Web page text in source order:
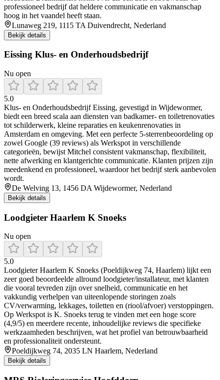
professioneel bedrijf dat heldere communicatie en vakmanschap
hoog in het vaandel heeft staan.
Lunaweg 219, 1115 TA Duivendrecht, Nederland
Bekijk details
Eissing Klus- en Onderhoudsbedrijf
Nu open
5.0
Klus‑ en Onderhoudsbedrijf Eissing, gevestigd in Wijdewormer,
biedt een breed scala aan diensten van badkamer- en toiletrenovaties
tot schilderwerk, kleine reparaties en keukenrenovaties in
Amsterdam en omgeving. Met een perfecte 5-sterrenbeoordeling op
zowel Google (39 reviews) als Werkspot in verschillende
categorieën, bewijst Mitchel consistent vakmanschap, flexibiliteit,
nette afwerking en klantgerichte communicatie. Klanten prijzen zijn
meedenkend en professioneel, waardoor het bedrijf sterk aanbevolen
wordt.
De Welving 13, 1456 DA Wijdewormer, Nederland
Bekijk details
Loodgieter Haarlem K Snoeks
Nu open
5.0
Loodgieter Haarlem K Snoeks (Poeldijkweg 74, Haarlem) lijkt een
zeer goed beoordeelde allround loodgieter/installateur, met klanten
die vooral tevreden zijn over snelheid, communicatie en het
vakkundig verhelpen van uiteenlopende storingen zoals
CV/verwarming, lekkages, toiletten en (riool/afvoer) verstoppingen.
Op Werkspot is K. Snoeks terug te vinden met een hoge score
(4,9/5) en meerdere recente, inhoudelijke reviews die specifieke
werkzaamheden beschrijven, wat het profiel van betrouwbaarheid
en professionaliteit ondersteunt.
Poeldijkweg 74, 2035 LN Haarlem, Nederland
Bekijk details